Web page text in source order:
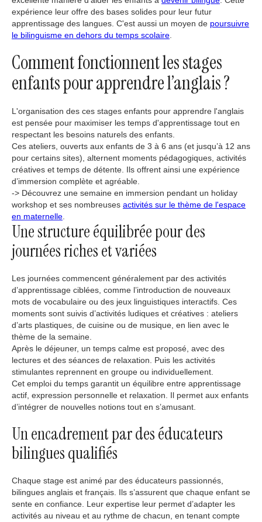
expérience leur offre des bases solides pour leur futur
apprentissage des langues. C'est aussi un moyen de poursuivre
le bilinguisme en dehors du temps scolaire
Comment fonctionnent les stages
enfants pour apprendre l’anglais ?
L'organisation des ces stages enfants pour apprendre l'anglais
est pensée pour maximiser les temps d'apprentissage tout en
respectant les besoins naturels des enfants.
Ces ateliers, ouverts aux enfants de 3 à 6 ans (et jusqu’à 12 ans
pour certains sites), alternent moments pédagogiques, activités
créatives et temps de détente. Ils offrent ainsi une expérience
d’immersion complète et agréable.
-> Découvrez une semaine en immersion pendant un holiday
workshop et ses nombreuses activités sur le thème de l'espace
en maternelle
Une structure équilibrée pour des
journées riches et variées
Les journées commencent généralement par des activités
d’apprentissage ciblées, comme l’introduction de nouveaux
mots de vocabulaire ou des jeux linguistiques interactifs. Ces
moments sont suivis d’activités ludiques et créatives : ateliers
d’arts plastiques, de cuisine ou de musique, en lien avec le
thème de la semaine.
Après le déjeuner, un temps calme est proposé, avec des
lectures et des séances de relaxation. Puis les activités
stimulantes reprennent en groupe ou individuellement.
Cet emploi du temps garantit un équilibre entre apprentissage
actif, expression personnelle et relaxation. Il permet aux enfants
d’intégrer de nouvelles notions tout en s’amusant.
Un encadrement par des éducateurs
bilingues qualifiés
Chaque stage est animé par des éducateurs passionnés,
bilingues anglais et français. Ils s’assurent que chaque enfant se
sente en confiance. Leur expertise leur permet d’adapter les
activités au niveau et au rythme de chacun, en tenant compte